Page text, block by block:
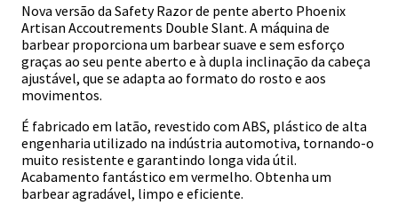
Nova versão da Safety Razor de pente aberto Phoenix
Artisan Accoutrements Double Slant. A máquina de
barbear proporciona um barbear suave e sem esforço
graças ao seu pente aberto e à dupla inclinação da cabeça
ajustável, que se adapta ao formato do rosto e aos
movimentos.
É fabricado em latão, revestido com ABS, plástico de alta
engenharia utilizado na indústria automotiva, tornando-o
muito resistente e garantindo longa vida útil.
Acabamento fantástico em vermelho. Obtenha um
barbear agradável, limpo e eficiente.